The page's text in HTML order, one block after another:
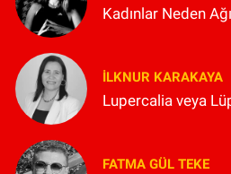
Kadınlar Neden
İLKNUR KARAKAYA
Lupercalia veya
FATMA GÜL TEKE